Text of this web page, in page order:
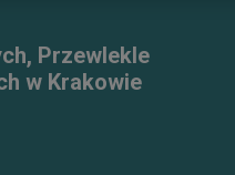
Przewlekle
w Krakowie